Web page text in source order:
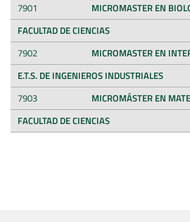
7901
MICROMASTER EN
FACULTAD DE CIENCIAS
7902
MICROMASTER EN
E.T.S. DE INGENIEROS INDUSTRIALES
7903
MICROMÁSTER EN
FACULTAD DE CIENCIAS